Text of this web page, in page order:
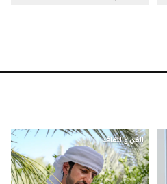
الفن والثقافة